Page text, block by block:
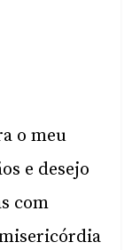
o meu
e desejo
com